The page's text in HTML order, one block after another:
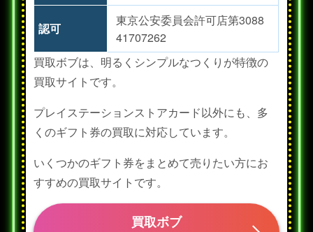
認可
東京公安委員会許可店第3088
41707262
買取ボブは、明るくシンプルなつくりが特徴の
買取サイトです。
プレイステーションストアカード以外にも、多
くのギフト券の買取に対応しています。
いくつかのギフト券をまとめて売りたい方にお
すすめの買取サイトです。
買取ボブ